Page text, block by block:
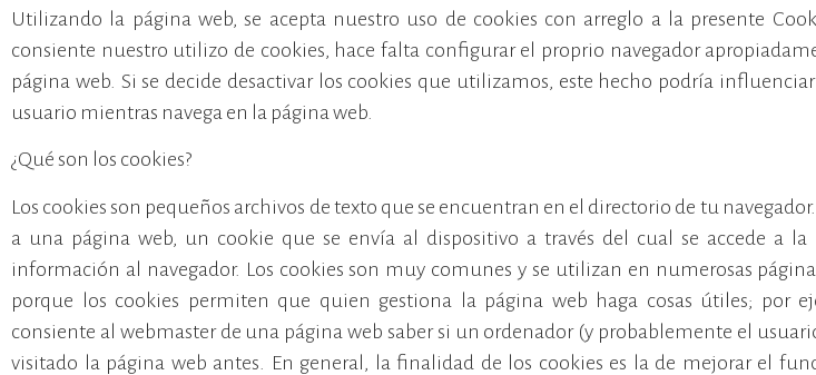
Utilizando la página web, se acepta nuestro uso de cookies con arreglo a la presente
consiente nuestro utilizo de cookies, hace falta configurar el proprio navegador
página web. Si se decide desactivar los cookies que utilizamos, este hecho podría
usuario mientras navega en la página web.
¿Qué son los cookies?
Los cookies son pequeños archivos de texto que se encuentran en el directorio de tu
a una página web, un cookie que se envía al dispositivo a través del cual se accede a la
información al navegador. Los cookies son muy comunes y se utilizan en numerosas
porque los cookies permiten que quien gestiona la página web haga cosas útiles; por
consiente al webmaster de una página web saber si un ordenador (y probablemente el
visitado la página web antes. En general, la finalidad de los cookies es la de mejorar el